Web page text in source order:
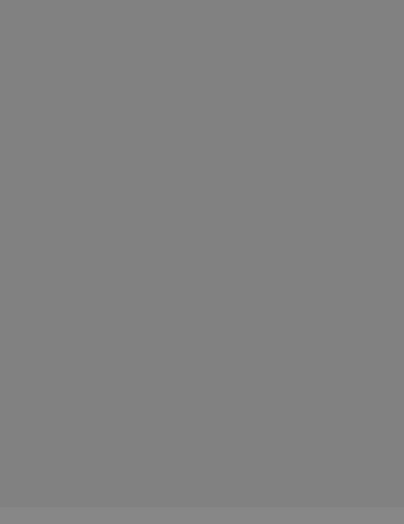
– ideal für den Erfahrungsaustausch und neue Impulse.